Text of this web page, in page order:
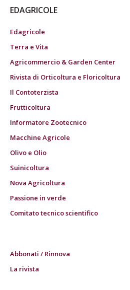
EDAGRICOLE
Edagricole
Terra e Vita
Agricommercio & Garden Center
Rivista di Orticoltura e Floricoltura
Il Contoterzista
Frutticoltura
Informatore Zootecnico
Macchine Agricole
Olivo e Olio
Suinicoltura
Nova Agricoltura
Passione in verde
Comitato tecnico scientifico
Abbonati / Rinnova
La rivista